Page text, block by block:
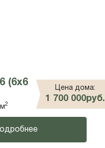
(6х6
2
Цена дома:
1 700 000руб.